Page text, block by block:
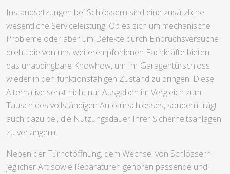
Instandsetzungen bei Schlössern sind eine zusätzliche
wesentliche Serviceleistung. Ob es sich um mechanische
Probleme oder aber um Defekte durch Einbruchsversuche
dreht: die von uns weiterempfohlenen Fachkräfte bieten
das unabdingbare Knowhow, um Ihr Garagentürschloss
wieder in den funktionsfähigen Zustand zu bringen. Diese
Alternative senkt nicht nur Ausgaben im Vergleich zum
Tausch des vollständigen Autotürschlosses, sondern trägt
auch dazu bei, die Nutzungsdauer Ihrer Sicherheitsanlagen
zu verlängern.
Neben der Türnotöffnung, dem Wechsel von Schlössern
jeglicher Art sowie Reparaturen gehören passende und